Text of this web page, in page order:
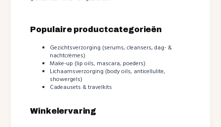
Populaire productcategorieën
Gezichtsverzorging (serums, cleansers, dag- &
nachtcrèmes)
Make-up (lip oils, mascara, poeders)
Lichaamsverzorging (body oils, anticellulite,
showergels)
Cadeausets & travelkits
Winkelervaring